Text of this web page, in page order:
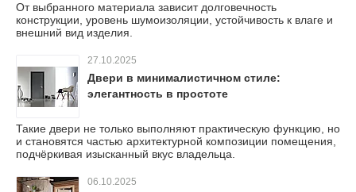
От выбранного материала зависит долговечность
конструкции, уровень шумоизоляции, устойчивость к влаге и
внешний вид изделия.
27.10.2025
Двери в минималистичном стиле:
элегантность в простоте
Такие двери не только выполняют практическую функцию, но
и становятся частью архитектурной композиции помещения,
подчёркивая изысканный вкус владельца.
06.10.2025